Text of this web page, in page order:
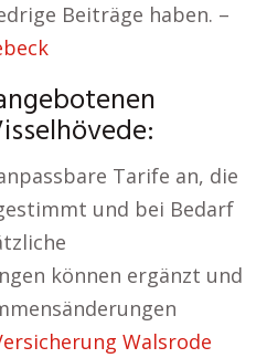
Beiträge haben. –
Tarife an, die
und bei Bedarf
können ergänzt und
Walsrode